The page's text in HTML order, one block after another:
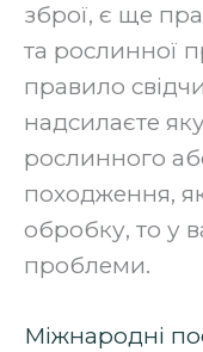
зброї, є ще
та рослинної
правило
надсилаєте
рослинного
походження,
обробку, то у
проблеми.
Міжнародні